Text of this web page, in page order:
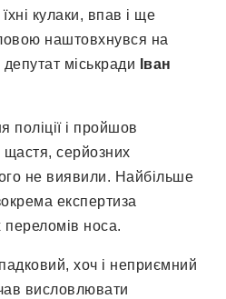
кулаки, впав і ще
наштовхнувся на
депутат міськради
Іван
поліції і пройшов
щастя, серйозних
не виявили. Найбільше
експертиза
переломів носа.
хоч і неприємний
висловлювати